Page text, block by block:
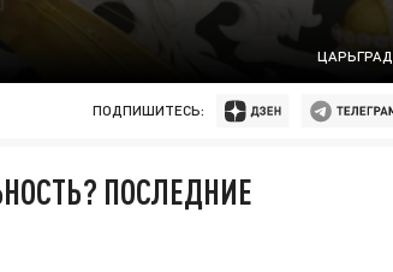
ЦАРЬГРАД
ПОДПИШИТЕСЬ:
ПОСЛЕДНИЕ